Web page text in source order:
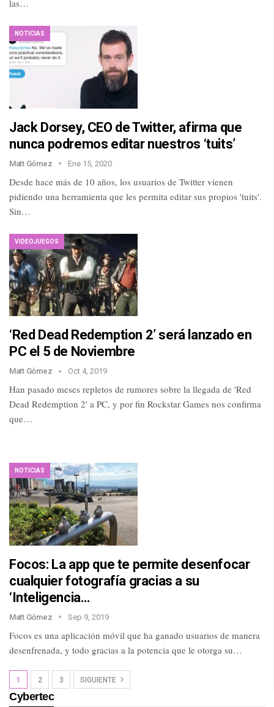
las…
NOTICIAS
Jack Dorsey, CEO de Twitter, afirma que
nunca podremos editar nuestros ‘tuits’
Matt Gómez Ene 15, 2020
Desde hace más de 10 años, los usuarios de Twitter vienen
pidiendo una herramienta que les permita editar sus propios 'tuits'.
Sin…
VIDEOJUEGOS
‘Red Dead Redemption 2’ será lanzado en
PC el 5 de Noviembre
Matt Gómez Oct 4, 2019
Han pasado meses repletos de rumores sobre la llegada de 'Red
Dead Redemption 2' a PC, y por fin Rockstar Games nos confirma
que…
NOTICIAS
Focos: La app que te permite desenfocar
cualquier fotografía gracias a su
‘Inteligencia…
Matt Gómez Sep 9, 2019
Focos es una aplicación móvil que ha ganado usuarios de manera
desenfrenada, y todo gracias a la potencia que le otorga su…
1 2 3 SIGUIENTE
Cybertec